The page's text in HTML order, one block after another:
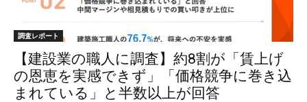
調査レポート
【建設業の職人に調査】約8割が「賃上げ
の恩恵を実感できず」「価格競争に巻き込
まれている」と半数以上が回答